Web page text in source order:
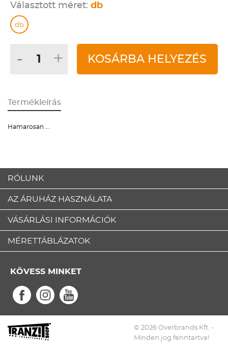
Választott méret: db
db
- + KOSÁRBA HELYEZÉS
Termékleírás
Hamarosan ...
RÓLUNK
AZ ÁRUHÁZ HASZNÁLATA
VÁSÁRLÁSI INFORMÁCIÓK
MÉRETTÁBLÁZATOK
KÖVESS MINKET
© 2026 Overbrands Kft. -
Minden jog fenntartva!